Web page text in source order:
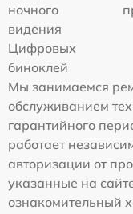
ночного
видения
Цифровых
биноклей
Мы занимаемся
обслуживанием
гарантийного
работает
авторизации от
указанные на
ознакомительный